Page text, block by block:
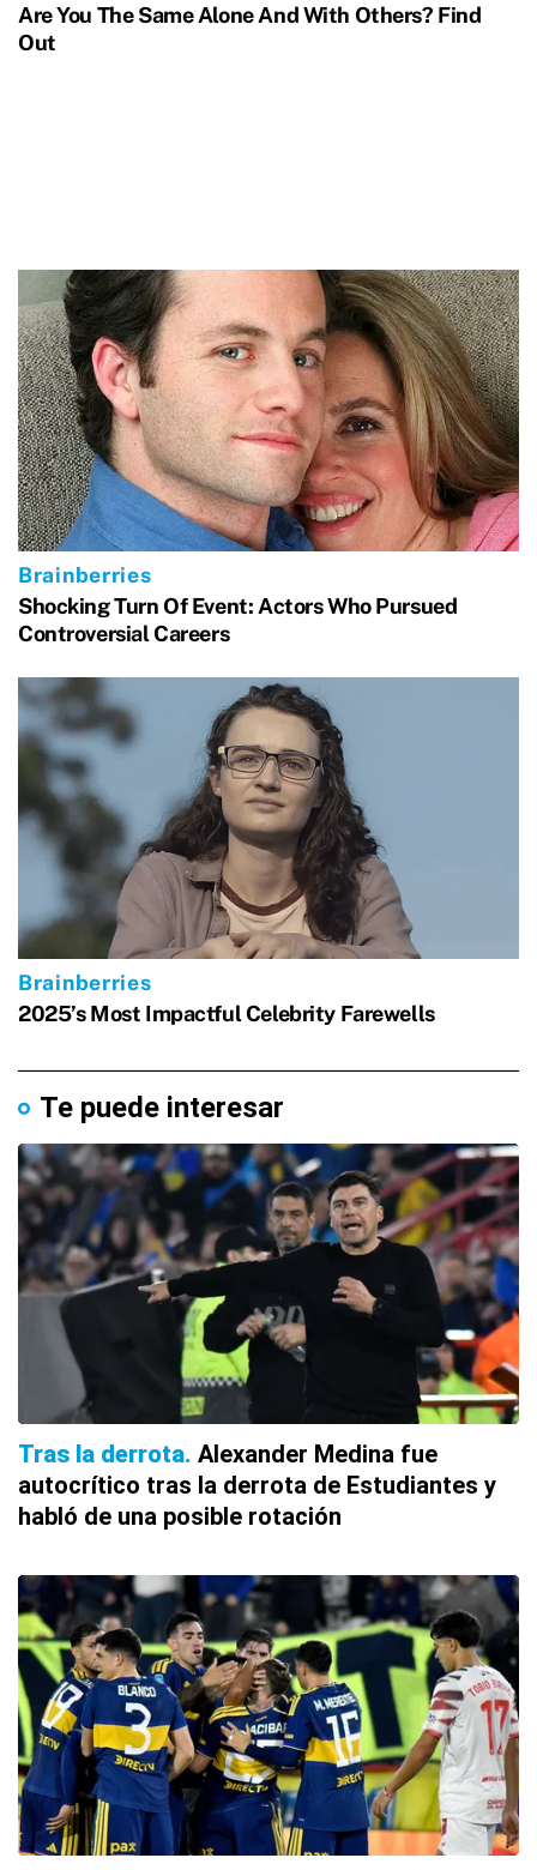
Te puede interesar
Tras la derrota Alexander Medina fue
autocrítico tras la derrota de Estudiantes y
habló de una posible rotación